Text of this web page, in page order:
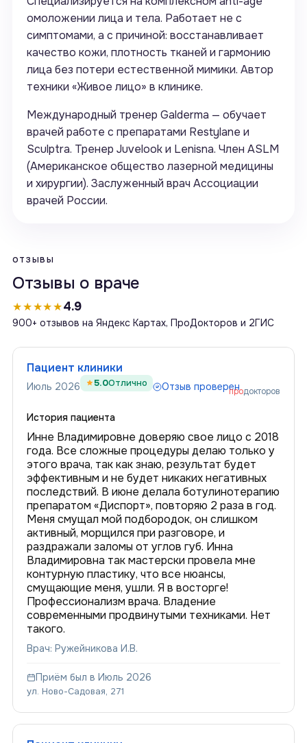
омоложении лица и тела. Работает не с
симптомами, а с причиной: восстанавливает
качество кожи, плотность тканей и гармонию
лица без потери естественной мимики. Автор
техники «Живое лицо» в клинике.
Международный тренер Galderma — обучает
врачей работе с препаратами Restylane и
Sculptra. Тренер Juvelook и Lenisna. Член ASLM
(Американское общество лазерной медицины
и хирургии). Заслуженный врач Ассоциации
врачей России.
ОТЗЫВЫ
Отзывы о враче
★★★★★4.9
900+ отзывов на Яндекс Картах, ПроДокторов и 2ГИС
Пациент клиники
Июль 2026 5.0Отлично Отзыв проверен
продокторов
История пациента
Инне Владимировне доверяю свое лицо с 2018
года. Все сложные процедуры делаю только у
этого врача, так как знаю, результат будет
эффективным и не будет никаких негативных
последствий. В июне делала ботулинотерапию
препаратом «Диспорт», повторяю 2 раза в год.
Меня смущал мой подбородок, он слишком
активный, морщился при разговоре, и
раздражали заломы от углов губ. Инна
Владимировна так мастерски провела мне
контурную пластику, что все нюансы,
смущающие меня, ушли. Я в восторге!
Профессионализм врача. Владение
современными продвинутыми техниками. Нет
такого.
Врач: Ружейникова И.В.
Приём был в Июль 2026
ул. Ново-Садовая, 271